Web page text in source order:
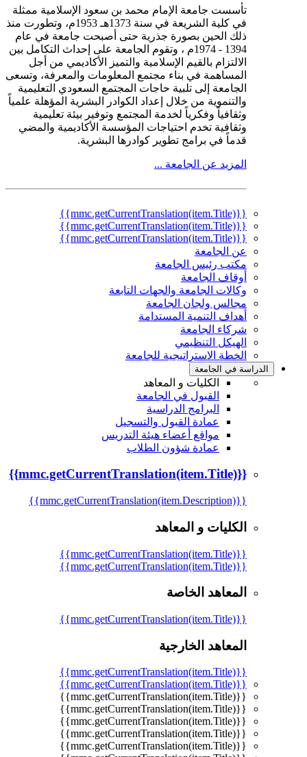
تأسست جامعة الإمام محمد بن سعود الإسلامية ممثلة
في كلية الشريعة في سنة 1373هـ 1953م، وتطورت منذ
ذلك الحين بصورة جذرية حتى أصبحت جامعة في عام
1394 - 1974م ، وتقوم الجامعة على إحداث التكامل بين
الالتزام بالقيم الإسلامية والتميز الأكاديمي من أجل
المساهمة في بناء مجتمع المعلومات والمعرفة، وتسعى
الجامعة إلى تلبية حاجات المجتمع السعودي التعليمية
والتنموية من خلال إعداد الكوادر البشرية المؤهلة علمياً
وثقافياً وفكرياً لخدمة المجتمع وتوفير بيئة تعليمية
وثقافية تخدم احتياجات المؤسسة الأكاديمية والمضي
قدماً في برامج تطوير كوادرها البشرية.
المزيد عن الجامعة ...
{{mmc.getCurrentTranslation(item.Title)}}
{{mmc.getCurrentTranslation(item.Title)}}
{{mmc.getCurrentTranslation(item.Title)}}
عن الجامعة
مكتب رئيس الجامعة
أوقاف الجامعة
وكالات الجامعة والجهات التابعة
مجالس ولجان الجامعة
أهداف التنمية المستدامة
شركاء الجامعة
الهيكل التنظيمي
الخطة الاستراتيجية للجامعة
الدراسة في الجامعة
الكليات و المعاهد
القبول في الجامعة
البرامج الدراسية
عمادة القبول والتسجيل
مواقع أعضاء هيئة التدريس
عمادة شؤون الطلاب
{{mmc.getCurrentTranslation(item.Title)}}
{{mmc.getCurrentTranslation(item.Description)}}
الكليات و المعاهد
{{mmc.getCurrentTranslation(item.Title)}}
{{mmc.getCurrentTranslation(item.Title)}}
المعاهد الخاصة
{{mmc.getCurrentTranslation(item.Title)}}
المعاهد الخارجية
{{mmc.getCurrentTranslation(item.Title)}}
{{mmc.getCurrentTranslation(item.Title)}}
{{mmc.getCurrentTranslation(item.Title)}}
{{mmc.getCurrentTranslation(item.Title)}}
{{mmc.getCurrentTranslation(item.Title)}}
{{mmc.getCurrentTranslation(item.Title)}}
{{mmc.getCurrentTranslation(item.Title)}}